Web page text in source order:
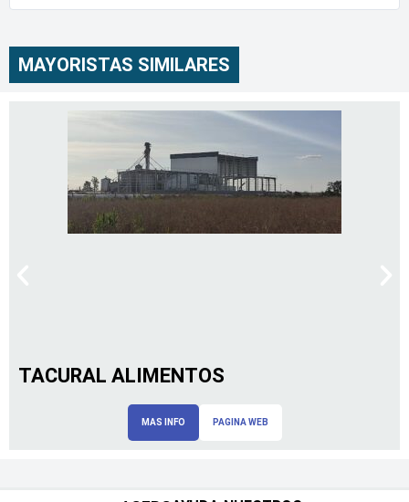
MAYORISTAS SIMILARES
TACURAL ALIMENTOS
MAS INFO PAGINA WEB